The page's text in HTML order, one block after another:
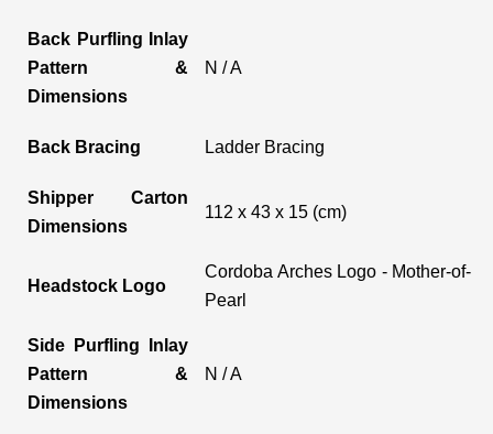
Back Purfling Inlay
Pattern &
Dimensions
N / A
Back Bracing Ladder Bracing
Shipper Carton
Dimensions
112 x 43 x 15 (cm)
Headstock Logo
Cordoba Arches Logo - Mother-of-
Pearl
Side Purfling Inlay
Pattern &
Dimensions
N / A